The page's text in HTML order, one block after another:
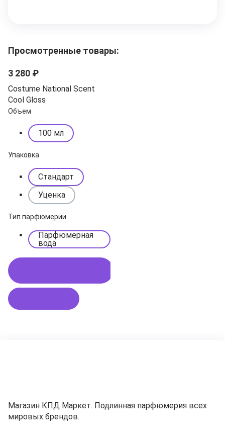
Просмотренные товары:
3 280 ₽
Costume National Scent
Cool Gloss
Объем
100 мл
Упаковка
Стандарт
Уценка
Тип парфюмерии
Парфюмерная
вода
Магазин КПД Маркет. Подлинная парфюмерия всех
мировых брендов.